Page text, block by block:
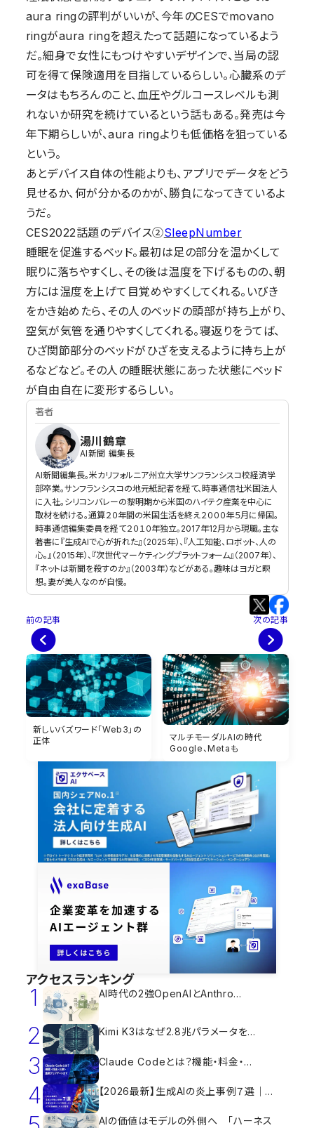
aura ringの評判がいいが、今年のCESでmovano
ringがaura ringを超えたって話題になっているよう
だ。細身で女性にもつけやすいデザインで、当局の認
可を得て保険適用を目指しているらしい。心臓系のデ
ータはもちろんのこと、血圧やグルコースレベルも測
れないか研究を続けているという話もある。発売は今
年下期らしいが、aura ringよりも低価格を狙っている
という。
あとデバイス自体の性能よりも、アプリでデータをどう
見せるか、何が分かるのかが、勝負になってきているよ
うだ。
CES2022話題のデバイス②SleepNumber
睡眠を促進するベッド。最初は足の部分を温かくして
眠りに落ちやすくし、その後は温度を下げるものの、朝
方には温度を上げて目覚めやすくしてくれる。いびき
をかき始めたら、その人のベッドの頭部が持ち上がり、
空気が気管を通りやすくしてくれる。寝返りをうてば、
ひざ関節部分のベッドがひざを支えるように持ち上が
るなどなど。その人の睡眠状態にあった状態にベッド
が自由自在に変形するらしい。
著者
湯川鶴章
AI新聞 編集長
AI新聞編集長。米カリフォルニア州立大学サンフランシスコ校経済学
部卒業。サンフランシスコの地元紙記者を経て、時事通信社米国法人
に入社。シリコンバレーの黎明期から米国のハイテク産業を中心に
取材を続ける。通算２０年間の米国生活を終え２０００年５月に帰国。
時事通信編集委員を経て２０１０年独立。2017年12月から現職。主な
著書に『生成AIで心が折れた』（2025年）、『人工知能、ロボット、人の
心。』（2015年）、『次世代マーケティングプラットフォーム』（2007年）、
『ネットは新聞を殺すのか』（2003年）などがある。趣味はヨガと瞑
想。妻が美人なのが自慢。
前の記事
新しいバズワード「Web3」の
正体
次の記事
マルチモーダルAIの時代
Google、Metaも
アクセスランキング
1 AI時代の2強OpenAIとAnthro...
2 Kimi K3はなぜ2.8兆パラメータを...
3 Claude Codeとは？機能・料金・...
4 【2026最新】生成AIの炎上事例７選｜...
AIの価値はモデルの外側へ 「ハーネス